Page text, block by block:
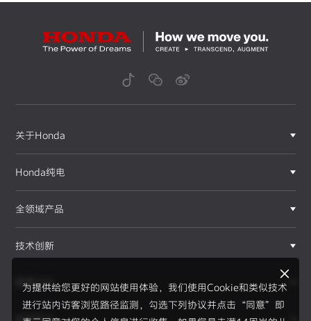
为提供给您更好的网站使用体验，我们使用Cookie和类似技术
进行站内访客浏览路径监测，勾选下列协议并点击“同意”即
关于Honda
Honda纯电
全领域产品
技术创新
赛事运动